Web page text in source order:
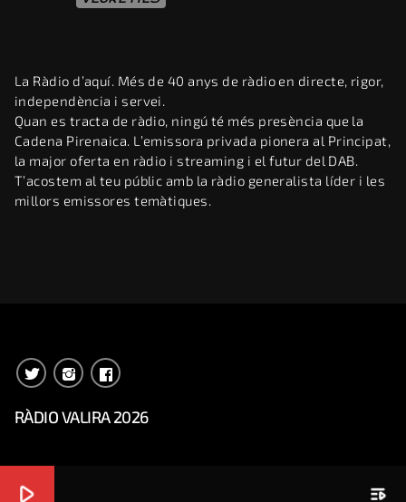
La Ràdio d’aquí. Més de 40 anys de ràdio en directe, rigor,
independència i servei.
Quan es tracta de ràdio, ningú té més presència que la
Cadena Pirenaica. L’emissora privada pionera al Principat,
la major oferta en ràdio i streaming i el futur del DAB.
T’acostem al teu públic amb la ràdio generalista líder i les
millors emissores temàtiques.
RÀDIO VALIRA 2026
play_arrow playlist_play